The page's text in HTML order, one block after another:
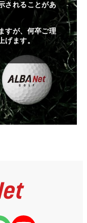
されることがあ
すが、何卒ご理
げます。